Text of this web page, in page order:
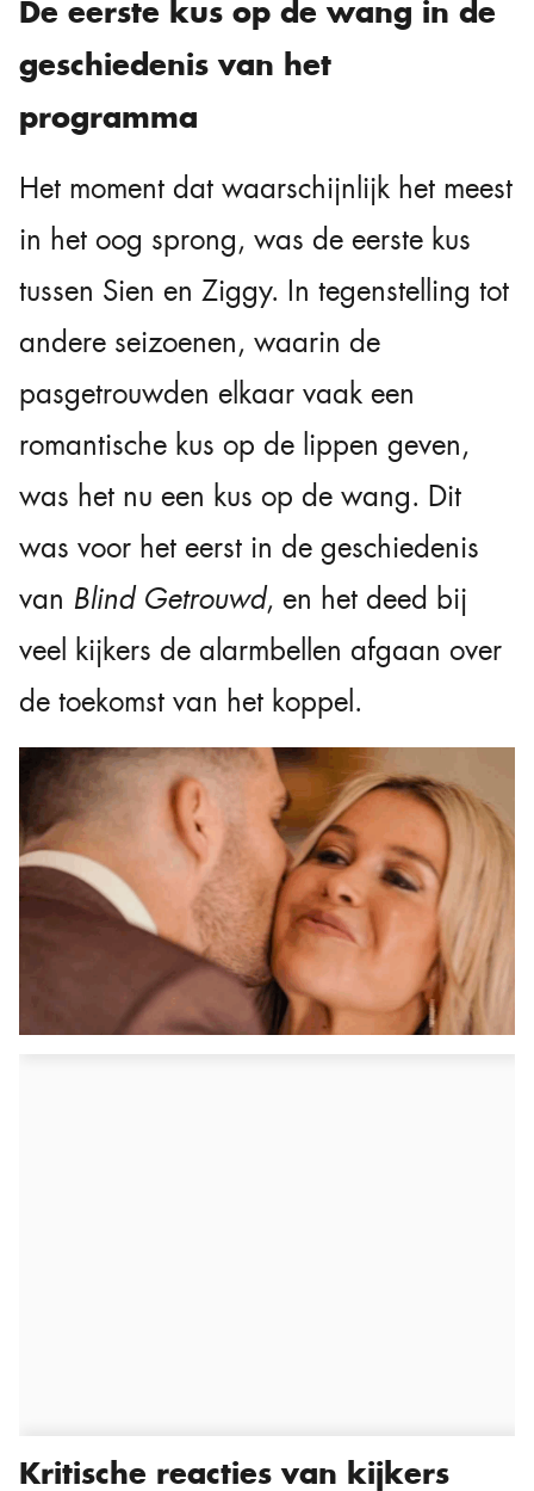
De eerste kus op de wang in de
geschiedenis van het
programma
Het moment dat waarschijnlijk het meest
in het oog sprong, was de eerste kus
tussen Sien en Ziggy. In tegenstelling tot
andere seizoenen, waarin de
pasgetrouwden elkaar vaak een
romantische kus op de lippen geven,
was het nu een kus op de wang. Dit
was voor het eerst in de geschiedenis
van Blind Getrouwd, en het deed bij
veel kijkers de alarmbellen afgaan over
de toekomst van het koppel.
Kritische reacties van kijkers